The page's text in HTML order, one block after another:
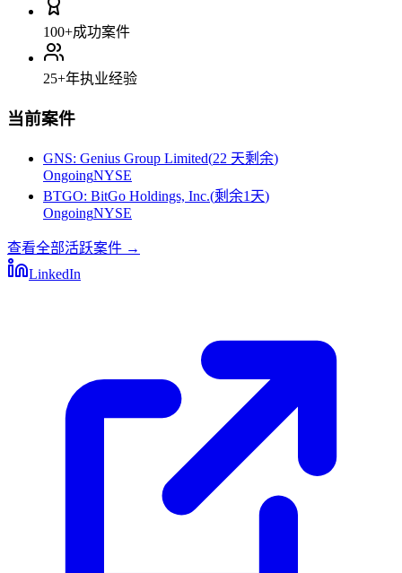
100+成功案件
25+年执业经验
当前案件
GNS: Genius Group Limited(22 天剩余)
OngoingNYSE
BTGO: BitGo Holdings, Inc.(剩余1天)
OngoingNYSE
查看全部活跃案件 →
LinkedIn